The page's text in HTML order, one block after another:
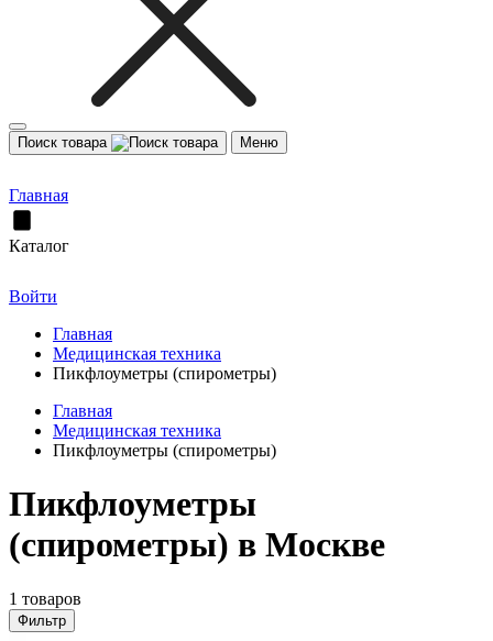
Поиск товара Меню
Главная
Каталог
Войти
Главная
Медицинская техника
Пикфлоуметры (спирометры)
Главная
Медицинская техника
Пикфлоуметры (спирометры)
Пикфлоуметры
(спирометры) в Москве
1 товаров
Фильтр